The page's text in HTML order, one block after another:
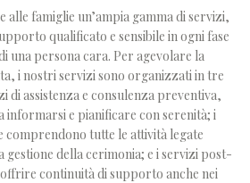
alle famiglie un’ampia gamma di servizi,
qualificato e sensibile in ogni fase
una persona cara. Per agevolare la
i nostri servizi sono organizzati in tre
di assistenza e consulenza preventiva,
informarsi e pianificare con serenità; i
comprendono tutte le attività legate
gestione della cerimonia; e i servizi post-
continuità di supporto anche nei